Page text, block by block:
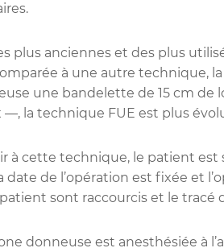
plus anciennes et des plus
à une autre technique,
une bandelette de 15 cm de
la technique FUE est plus
à cette technique, le patient est
de l’opération est fixée et
patient sont raccourcis et le tracé
donneuse est anesthésiée à